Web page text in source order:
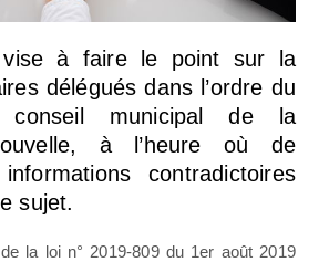
vise à faire le point sur la
délégués dans l’ordre du
conseil municipal de la
à l’heure où de
contradictoires
sujet.
de la loi n° 2019-809 du 1er août 2019